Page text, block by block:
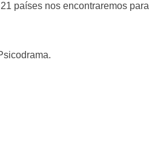
países nos encontraremos para